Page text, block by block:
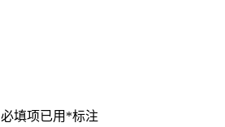
必填项已用 *标注